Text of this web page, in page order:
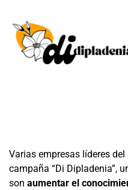
Varias empresas líderes
campaña “Di Dipladenia”,
son aumentar el